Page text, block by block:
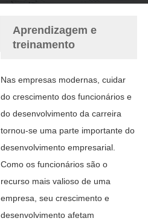
Aprendizagem e
treinamento
Nas empresas modernas, cuidar
do crescimento dos funcionários e
do desenvolvimento da carreira
tornou-se uma parte importante do
desenvolvimento empresarial.
Como os funcionários são o
recurso mais valioso de uma
empresa, seu crescimento e
desenvolvimento afetam